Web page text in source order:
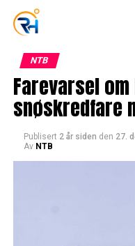
NTB
Farevarsel
snøskredfare
Publisert 2 år siden den 27.
Av NTB